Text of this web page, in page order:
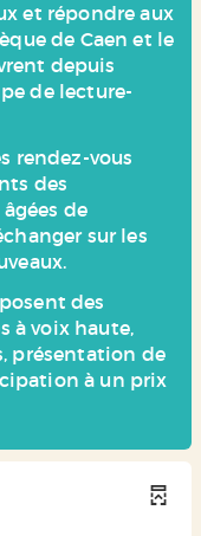
et répondre aux
de Caen et le
depuis
de lecture-
rendez-vous
des
de
sur les
des
à voix haute,
présentation de
à un prix